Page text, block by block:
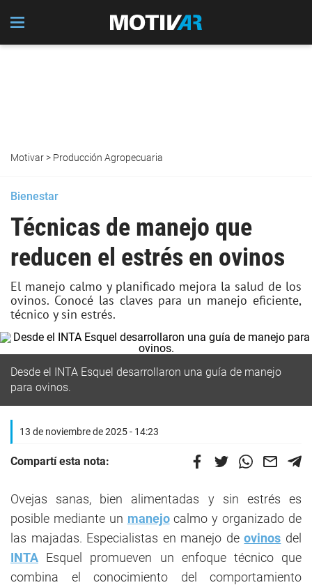
Motivar> Producción Agropecuaria
Bienestar
Técnicas de manejo que
reducen el estrés en ovinos
El manejo calmo y planificado mejora la salud de los
ovinos. Conocé las claves para un manejo eficiente,
técnico y sin estrés.
Desde el INTA Esquel desarrollaron una guía de manejo
para ovinos.
13 de noviembre de 2025 - 14:23
Compartí esta nota:
Ovejas sanas, bien alimentadas y sin estrés es
posible mediante un manejocalmo y organizado de
las majadas. Especialistas en manejo deovinos del
INTA Esquel promueven un enfoque técnico que
combina el conocimiento del comportamiento